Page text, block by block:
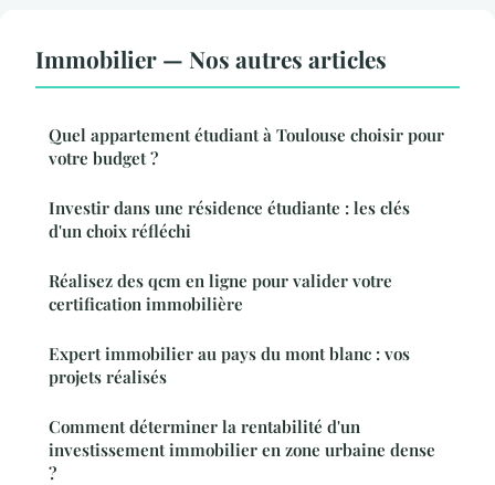
Immobilier — Nos autres articles
Quel appartement étudiant à Toulouse choisir pour
votre budget ?
Investir dans une résidence étudiante : les clés
d'un choix réfléchi
Réalisez des qcm en ligne pour valider votre
certification immobilière
Expert immobilier au pays du mont blanc : vos
projets réalisés
Comment déterminer la rentabilité d'un
investissement immobilier en zone urbaine dense
?